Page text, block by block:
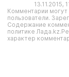
13.11.2015,
Комментарии могут
пользователи.
Содержание
политике
характер